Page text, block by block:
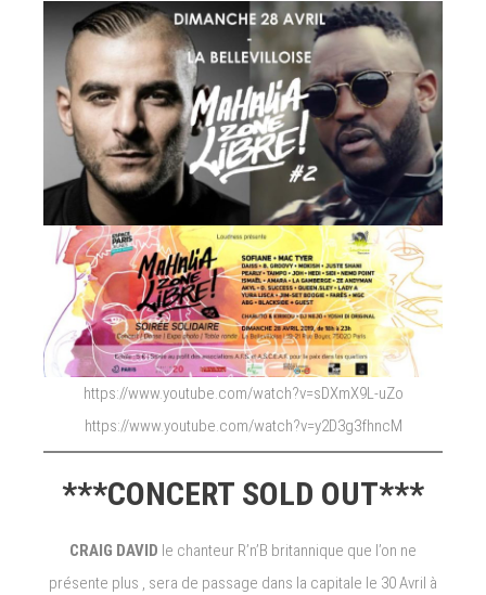
https://www.youtube.com/watch?v=sDXmX9L-uZo
https://www.youtube.com/watch?v=y2D3g3fhncM
***CONCERT SOLD OUT***
CRAIG DAVID le chanteur R’n’B britannique que l’on ne
présente plus , sera de passage dans la capitale le 30 Avril à